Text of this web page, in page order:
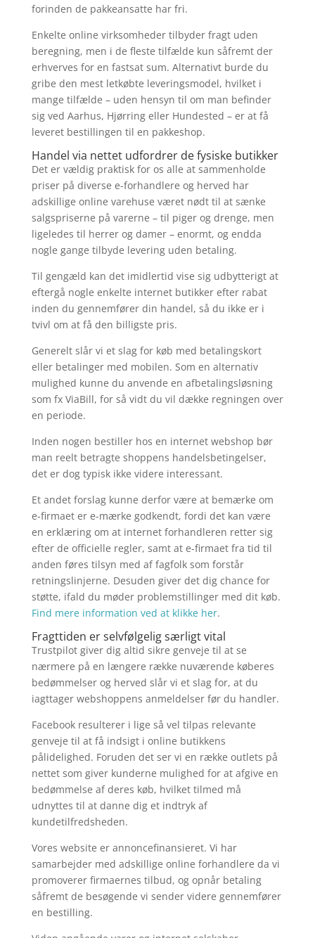
forinden de pakkeansatte har fri.
Enkelte online virksomheder tilbyder fragt uden
beregning, men i de fleste tilfælde kun såfremt der
erhverves for en fastsat sum. Alternativt burde du
gribe den mest letkøbte leveringsmodel, hvilket i
mange tilfælde – uden hensyn til om man befinder
sig ved Aarhus, Hjørring eller Hundested – er at få
leveret bestillingen til en pakkeshop.
Handel via nettet udfordrer de fysiske butikker
Det er vældig praktisk for os alle at sammenholde
priser på diverse e-forhandlere og herved har
adskillige online varehuse været nødt til at sænke
salgspriserne på varerne – til piger og drenge, men
ligeledes til herrer og damer – enormt, og endda
nogle gange tilbyde levering uden betaling.
Til gengæld kan det imidlertid vise sig udbytterigt at
eftergå nogle enkelte internet butikker efter rabat
inden du gennemfører din handel, så du ikke er i
tvivl om at få den billigste pris.
Generelt slår vi et slag for køb med betalingskort
eller betalinger med mobilen. Som en alternativ
mulighed kunne du anvende en afbetalingsløsning
som fx ViaBill, for så vidt du vil dække regningen over
en periode.
Inden nogen bestiller hos en internet webshop bør
man reelt betragte shoppens handelsbetingelser,
det er dog typisk ikke videre interessant.
Et andet forslag kunne derfor være at bemærke om
e-firmaet er e-mærke godkendt, fordi det kan være
en erklæring om at internet forhandleren retter sig
efter de officielle regler, samt at e-firmaet fra tid til
anden føres tilsyn med af fagfolk som forstår
retningslinjerne. Desuden giver det dig chance for
støtte, ifald du møder problemstillinger med dit køb.
Find mere information ved at klikke her.
Fragttiden er selvfølgelig særligt vital
Trustpilot giver dig altid sikre genveje til at se
nærmere på en længere række nuværende køberes
bedømmelser og herved slår vi et slag for, at du
iagttager webshoppens anmeldelser før du handler.
Facebook resulterer i lige så vel tilpas relevante
genveje til at få indsigt i online butikkens
pålidelighed. Foruden det ser vi en række outlets på
nettet som giver kunderne mulighed for at afgive en
bedømmelse af deres køb, hvilket tilmed må
udnyttes til at danne dig et indtryk af
kundetilfredsheden.
Vores website er annoncefinansieret. Vi har
samarbejder med adskillige online forhandlere da vi
promoverer firmaernes tilbud, og opnår betaling
såfremt de besøgende vi sender videre gennemfører
en bestilling.